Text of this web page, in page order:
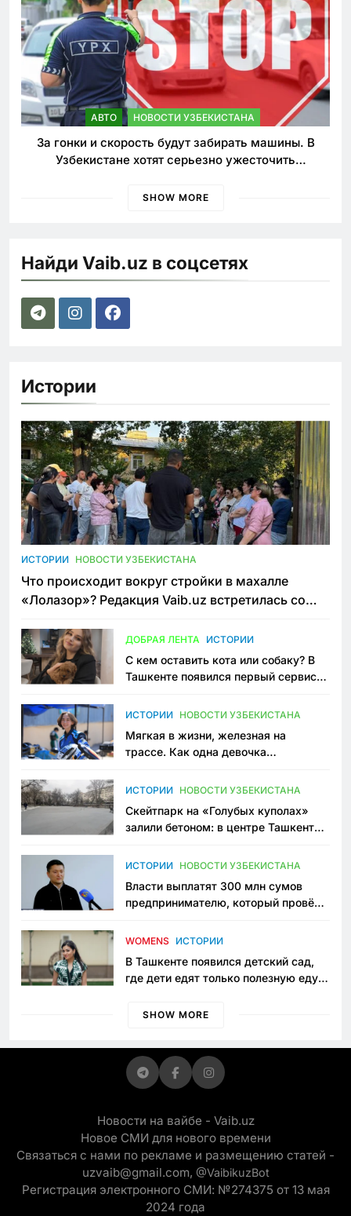
АВТО НОВОСТИ УЗБЕКИСТАНА
За гонки и скорость будут забирать машины. В
Узбекистане хотят серьезно ужесточить
SHOW MORE
Найди Vaib.uz в соцсетях
Истории
ИСТОРИИ НОВОСТИ УЗБЕКИСТАНА
Что происходит вокруг стройки в махалле
«Лолазор»? Редакция Vaib.uz встретилась со
ДОБРАЯ ЛЕНТА ИСТОРИИ
С кем оставить кота или собаку? В
Ташкенте появился первый сервис
ИСТОРИИ НОВОСТИ УЗБЕКИСТАНА
Мягкая в жизни, железная на
трассе. Как одна девочка
Узбекистане
ИСТОРИИ НОВОСТИ УЗБЕКИСТАНА
Скейтпарк на «Голубых куполах»
залили бетоном: в центре Ташкента
пространство
ИСТОРИИ НОВОСТИ УЗБЕКИСТАНА
Власти выплатят 300 млн сумов
предпринимателю, который провёл
приговору
WOMENS ИСТОРИИ
В Ташкенте появился детский сад,
где дети едят только полезную еду.
просить «кашу без сахара»
SHOW MORE
Новости на вайбе - Vaib.uz
Новое СМИ для нового времени
Связаться с нами по рекламе и размещению статей -
uzvaib@gmail.com, @VaibikuzBot
Регистрация электронного СМИ: №274375 от 13 мая
2024 года